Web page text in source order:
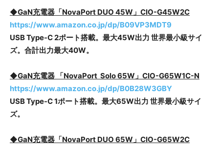
◆GaN充電器「NovaPort DUO 45W」CIO-G45W2C
https://www.amazon.co.jp/dp/B09VP3MDT9
USB Type-C 2ポート搭載。最大45W出力 世界最小級サイ
ズ。合計出力最大40W。
◆GaN充電器 「NovaPort Solo 65W」CIO-G65W1C-N
https://www.amazon.co.jp/dp/B0B28W3GBY
USB Type-C 1ポート搭載。最大65W出力 世界最小級サイ
ズ。
◆GaN充電器「NovaPort DUO 65W」CIO-G65W2C